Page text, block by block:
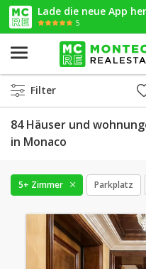
Lade die neue App
5
Filter
84 Häuser und
in Monaco
5+ Zimmer Parkplatz